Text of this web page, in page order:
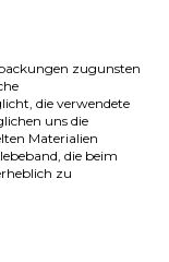
zugunsten
die verwendete
uns die
Materialien
die beim
zu